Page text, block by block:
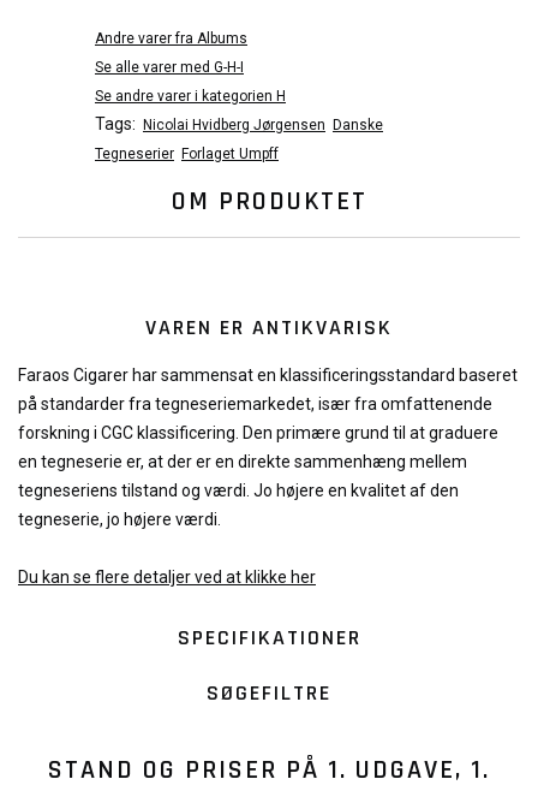
Andre varer fra Albums
Se alle varer med G-H-I
Se andre varer i kategorien H
Tags: Nicolai Hvidberg Jørgensen
Danske
Tegneserier Forlaget Umpff
OM PRODUKTET
VAREN ER ANTIKVARISK
Faraos Cigarer har sammensat en klassificeringsstandard baseret
på standarder fra tegneseriemarkedet, især fra omfattenende
forskning i CGC klassificering. Den primære grund til at graduere
en tegneserie er, at der er en direkte sammenhæng mellem
tegneseriens tilstand og værdi. Jo højere en kvalitet af den
tegneserie, jo højere værdi.
Du kan se flere detaljer ved at klikke her
SPECIFIKATIONER
SØGEFILTRE
STAND OG PRISER PÅ 1. UDGAVE, 1.